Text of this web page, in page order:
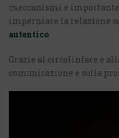
meccanismi e
imperniare la relazione
autentico.
Grazie al circolinfare e
comunicazione e sulla